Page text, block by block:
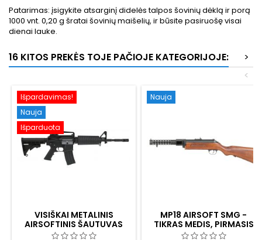
Patarimas: įsigykite atsarginį didelės talpos šovinių dėklą ir porą
1000 vnt. 0,20 g šratai šovinių maišelių, ir būsite pasiruošę visai
dienai lauke.
16 KITOS PREKĖS TOJE PAČIOJE KATEGORIJOJE:
>
<
Išpardavimas!
Nauja
Išparduota
VISIŠKAI METALINIS
AIRSOFTINIS ŠAUTUVAS
COLT M4A1 CARBINE
Nauja
MP18 AIRSOFT SMG -
TIKRAS MEDIS, PIRMASIS
AUTOMATAS